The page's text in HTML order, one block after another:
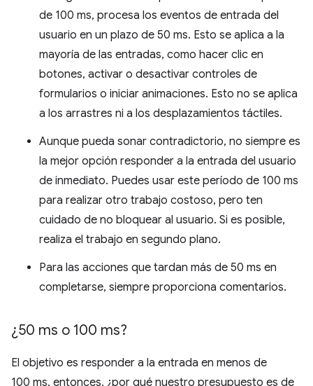
de 100 ms, procesa los eventos de entrada del
usuario en un plazo de 50 ms. Esto se aplica a la
mayoría de las entradas, como hacer clic en
botones, activar o desactivar controles de
formularios o iniciar animaciones. Esto no se aplica
a los arrastres ni a los desplazamientos táctiles.
Aunque pueda sonar contradictorio, no siempre es
la mejor opción responder a la entrada del usuario
de inmediato. Puedes usar este período de 100 ms
para realizar otro trabajo costoso, pero ten
cuidado de no bloquear al usuario. Si es posible,
realiza el trabajo en segundo plano.
Para las acciones que tardan más de 50 ms en
completarse, siempre proporciona comentarios.
¿50 ms o 100 ms?
El objetivo es responder a la entrada en menos de
100 ms, entonces, ¿por qué nuestro presupuesto es de